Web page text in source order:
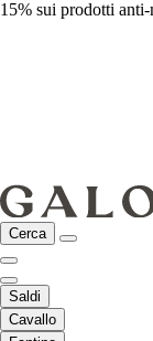
15% sui prodotti
Cerca
Saldi
Cavallo